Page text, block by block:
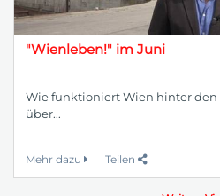
"Wienleben!" im Juni
Wie funktioniert Wien hinter den
über...
Mehr dazu Teilen